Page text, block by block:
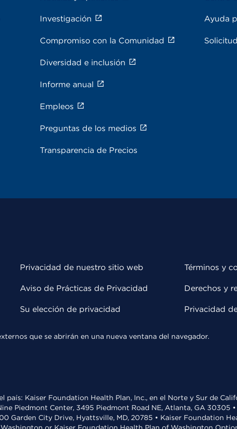
Investigación
Compromiso con la Comunidad
Diversidad e inclusión
Informe anual
Empleos
Preguntas de los medios
Transparencia de Precios
Ayuda
Privacidad de nuestro sitio web
Aviso de Prácticas de Privacidad
Su elección de privacidad
Términos y
Derechos y
Privacidad
que se abrirán en una nueva ventana del navegador.
país: Kaiser Foundation Health Plan, Inc., en el Norte y Sur de
Piedmont Center, 3495 Piedmont Road NE, Atlanta, GA
Garden City Drive, Hyattsville, MD, 20785 • Kaiser Foundation